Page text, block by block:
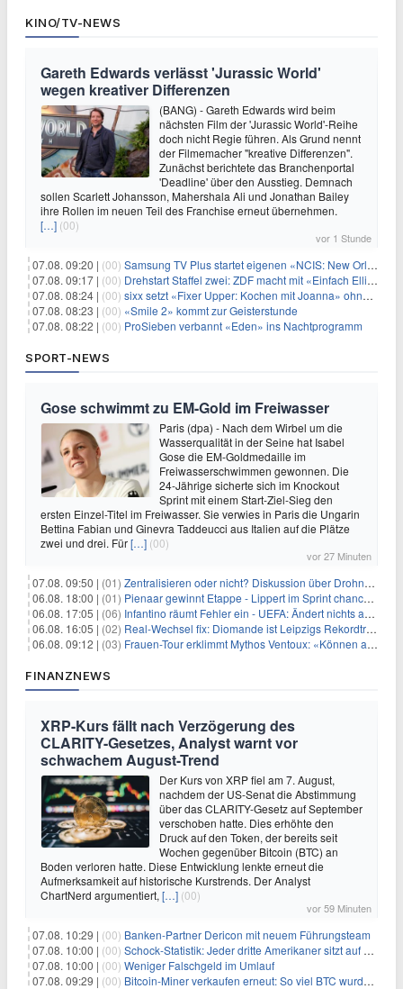
KINO/TV-NEWS
Gareth Edwards verlässt 'Jurassic World'
wegen kreativer Differenzen
(BANG) - Gareth Edwards wird beim
nächsten Film der 'Jurassic World'-Reihe
doch nicht Regie führen. Als Grund nennt
der Filmemacher "kreative Differenzen".
Zunächst berichtete das Branchenportal
'Deadline' über den Ausstieg. Demnach
sollen Scarlett Johansson, Mahershala Ali und Jonathan Bailey
ihre Rollen im neuen Teil des Franchise erneut übernehmen.
[…] (00)
vor 1 Stunde
07.08. 09:20 | (00) Samsung TV Plus startet eigenen «NCIS: New Orleans»-Sender
07.08. 09:17 | (00) Drehstart Staffel zwei: ZDF macht mit «Einfach Elli» weiter
07.08. 08:24 | (00) sixx setzt «Fixer Upper: Kochen mit Joanna» ohne Pause fort
07.08. 08:23 | (00) «Smile 2» kommt zur Geisterstunde
07.08. 08:22 | (00) ProSieben verbannt «Eden» ins Nachtprogramm
SPORT-NEWS
Gose schwimmt zu EM-Gold im Freiwasser
Paris (dpa) - Nach dem Wirbel um die
Wasserqualität in der Seine hat Isabel
Gose die EM-Goldmedaille im
Freiwasserschwimmen gewonnen. Die
24-Jährige sicherte sich im Knockout
Sprint mit einem Start-Ziel-Sieg den
ersten Einzel-Titel im Freiwasser. Sie verwies in Paris die Ungarin
Bettina Fabian und Ginevra Taddeucci aus Italien auf die Plätze
zwei und drei. Für[…] (00)
vor 27 Minuten
07.08. 09:50 | (01) Zentralisieren oder nicht? Diskussion über Drohnenabwehr
06.08. 18:00 | (01) Pienaar gewinnt Etappe - Lippert im Sprint chancenlos
06.08. 17:05 | (06) Infantino räumt Fehler ein - UEFA: Ändert nichts an Boykott
06.08. 16:05 | (02) Real-Wechsel fix: Diomande ist Leipzigs Rekordtransfer
06.08. 09:12 | (03) Frauen-Tour erklimmt Mythos Ventoux: «Können alles schaffen»
FINANZNEWS
XRP-Kurs fällt nach Verzögerung des
CLARITY-Gesetzes, Analyst warnt vor
schwachem August-Trend
Der Kurs von XRP fiel am 7. August,
nachdem der US-Senat die Abstimmung
über das CLARITY-Gesetz auf September
verschoben hatte. Dies erhöhte den
Druck auf den Token, der bereits seit
Wochen gegenüber Bitcoin (BTC) an
Boden verloren hatte. Diese Entwicklung lenkte erneut die
Aufmerksamkeit auf historische Kurstrends. Der Analyst
ChartNerd argumentiert, […] (00)
vor 59 Minuten
07.08. 10:29 | (00) Banken-Partner Dericon mit neuem Führungsteam
07.08. 10:00 | (00) Schock-Statistik: Jeder dritte Amerikaner sitzt auf dem Trockenen – warum Sparen zur Luxus-Aktivität wird
07.08. 10:00 | (00) Weniger Falschgeld im Umlauf
07.08. 09:29 | (00) Bitcoin-Miner verkaufen erneut: So viel BTC wurde angeblich abgesetzt